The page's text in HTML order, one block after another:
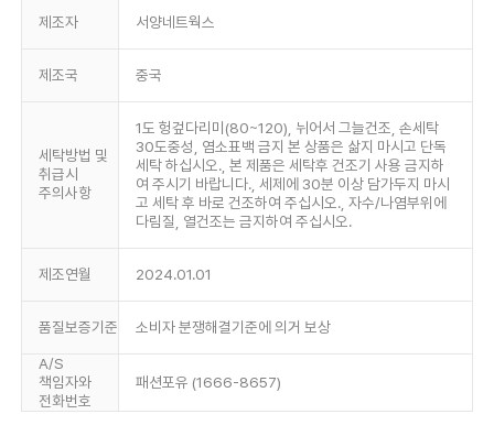
제조자 서양네트웍스
제조국 중국
세탁방법 및
취급시
주의사항
1도 헝겊다리미(80~120), 뉘어서 그늘건조, 손세탁
30도중성, 염소표백 금지 본 상품은 삶지 마시고 단독
세탁 하십시오., 본 제품은 세탁후 건조기 사용 금지하
여 주시기 바랍니다., 세제에 30분 이상 담가두지 마시
고 세탁 후 바로 건조하여 주십시오., 자수/나염부위에
다림질, 열건조는 금지하여 주십시오.
제조연월 2024.01.01
품질보증기준 소비자 분쟁해결기준에 의거 보상
A/S
책임자와
전화번호
패션포유 (1666-8657)